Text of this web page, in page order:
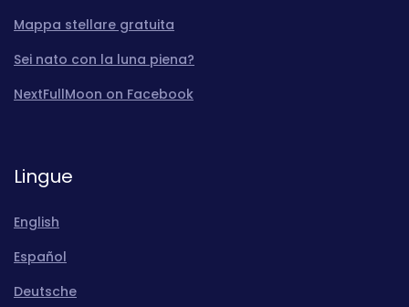
Mappa stellare gratuita
Sei nato con la luna piena?
NextFullMoon on Facebook
Lingue
English
Español
Deutsche